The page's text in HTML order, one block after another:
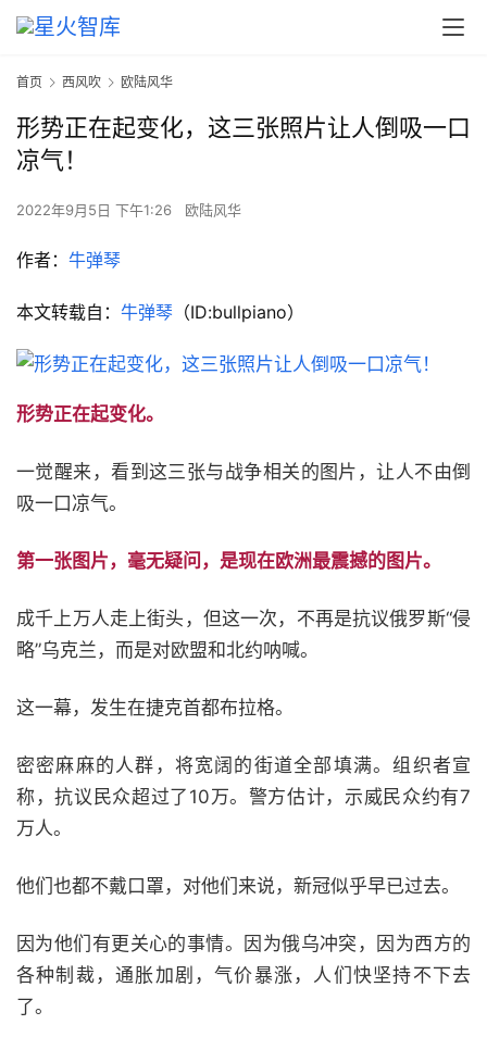
首页 西风吹 欧陆风华
形势正在起变化，这三张照片让人倒吸一口
凉气！
2022年9月5日 下午1:26 欧陆风华
作者： 牛弹琴
本文转载自： 牛弹琴 （ID:bullpiano）
形势正在起变化。
一觉醒来，看到这三张与战争相关的图片，让人不由倒
吸一口凉气。
第一张图片，毫无疑问，是现在欧洲最震撼的图片。
成千上万人走上街头，但这一次，不再是抗议俄罗斯“侵
略”乌克兰，而是对欧盟和北约呐喊。
这一幕，发生在捷克首都布拉格。
密密麻麻的人群，将宽阔的街道全部填满。组织者宣
称，抗议民众超过了10万。警方估计，示威民众约有7
万人。
他们也都不戴口罩，对他们来说，新冠似乎早已过去。
因为他们有更关心的事情。因为俄乌冲突，因为西方的
各种制裁，通胀加剧，气价暴涨，人们快坚持不下去
了。